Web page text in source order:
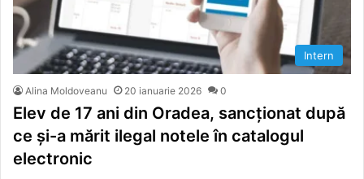
Intern
Alina Moldoveanu 20 ianuarie 2026 0
Elev de 17 ani din Oradea, sancționat după
ce și-a mărit ilegal notele în catalogul
electronic